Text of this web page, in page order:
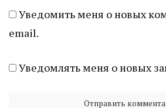
Уведомить меня о новых
email.
Уведомлять меня о новых